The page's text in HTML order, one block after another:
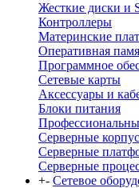
Жесткие диски и
Контроллеры
Материнские
Оперативная
Программное
Сетевые карты
Аксессуары и
Блоки питания
Серверные
Серверные
Серверные
+- Сетевое